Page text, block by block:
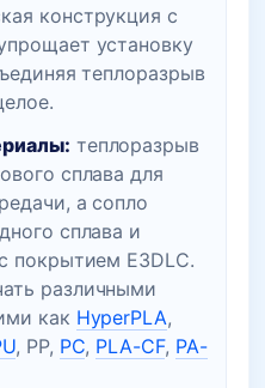
конструкция с
установку
теплоразрыв
теплоразрыв
сплава для
а сопло
сплава и
покрытием E3DLC.
различными
как HyperPLA,
, PP, PC, PLA-CF, PA-